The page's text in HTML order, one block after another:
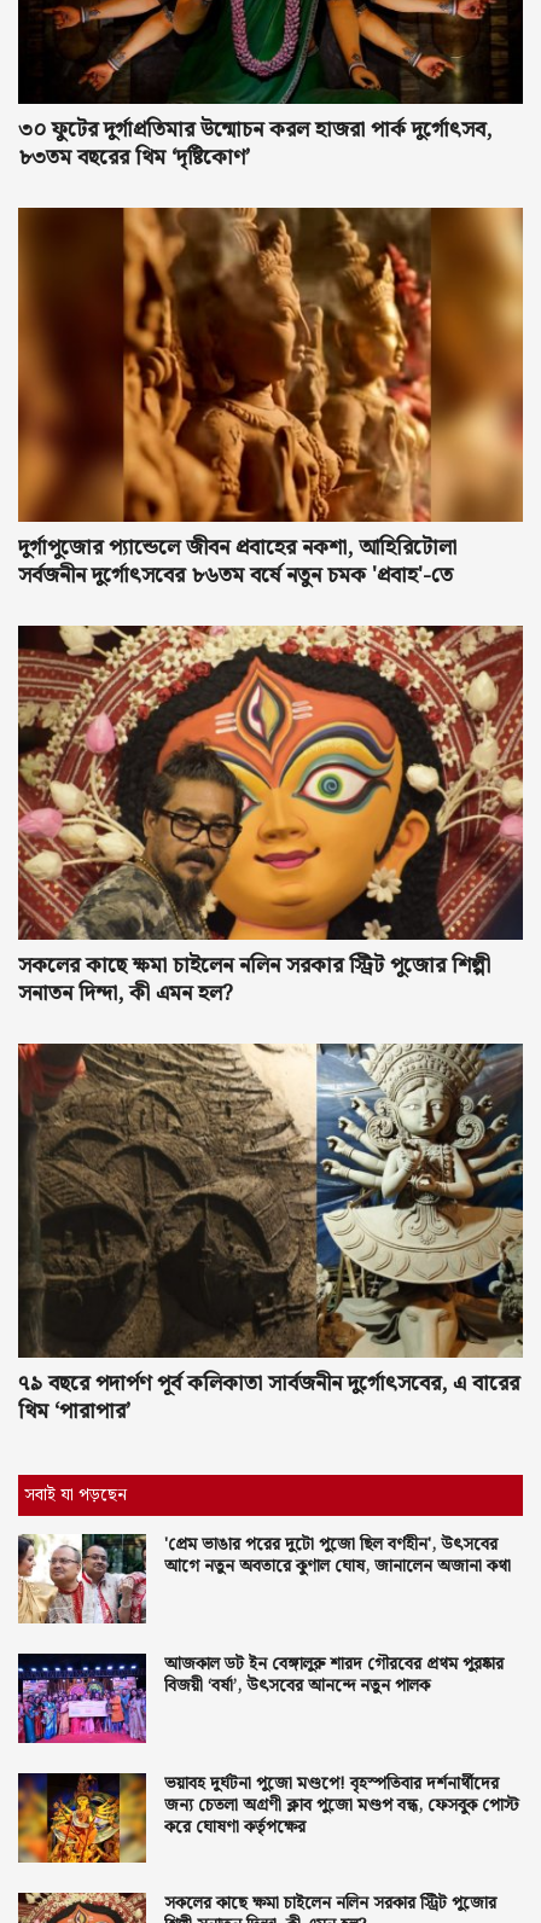
৩০ ফুটের দুর্গাপ্রতিমার উন্মোচন করল হাজরা পার্ক দুর্গোৎসব,
৮৩তম বছরের থিম ‘দৃষ্টিকোণ’
দুর্গাপুজোর প্যান্ডেলে জীবন প্রবাহের নকশা, আহিরিটোলা
সর্বজনীন দুর্গোৎসবের ৮৬তম বর্ষে নতুন চমক 'প্রবাহ'-তে
সকলের কাছে ক্ষমা চাইলেন নলিন সরকার স্ট্রিট পুজোর শিল্পী
সনাতন দিন্দা, কী এমন হল?
৭৯ বছরে পদার্পণ পূর্ব কলিকাতা সার্বজনীন দুর্গোৎসবের, এ বারের
থিম ‘পারাপার’
সবাই যা পড়ছেন
'প্রেম ভাঙার পরের দুটো পুজো ছিল বর্ণহীন', উৎসবের
আগে নতুন অবতারে কুণাল ঘোষ, জানালেন অজানা কথা
আজকাল ডট ইন বেঙ্গালুরু শারদ গৌরবের প্রথম পুরষ্কার
বিজয়ী ‘বর্ষা’, উৎসবের আনন্দে নতুন পালক
ভয়াবহ দুর্ঘটনা পুজো মণ্ডপে! বৃহস্পতিবার দর্শনার্থীদের
জন্য চেতলা অগ্রণী ক্লাব পুজো মণ্ডপ বন্ধ, ফেসবুক পোস্ট
করে ঘোষণা কর্তৃপক্ষের
সকলের কাছে ক্ষমা চাইলেন নলিন সরকার স্ট্রিট পুজোর